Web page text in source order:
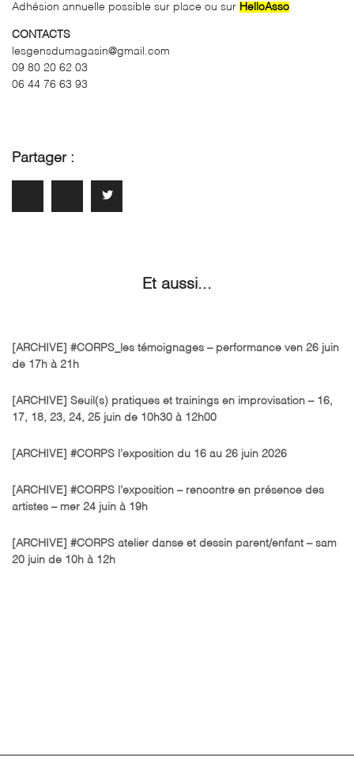
Et aussi...
[ARCHIVE] #CORPS_les témoignages – performance ven 26 juin
de 17h à 21h
[ARCHIVE] Seuil(s) pratiques et trainings en improvisation – 16,
17, 18, 23, 24, 25 juin de 10h30 à 12h00
[ARCHIVE] #CORPS l’exposition du 16 au 26 juin 2026
[ARCHIVE] #CORPS l’exposition – rencontre en présence des
artistes – mer 24 juin à 19h
[ARCHIVE] #CORPS atelier danse et dessin parent/enfant – sam
20 juin de 10h à 12h
Adhésion annuelle possible sur place ou sur HelloAsso
CONTACTS
lesgensdumagasin@gmail.com
09 80 20 62 03
06 44 76 63 93
Partager :